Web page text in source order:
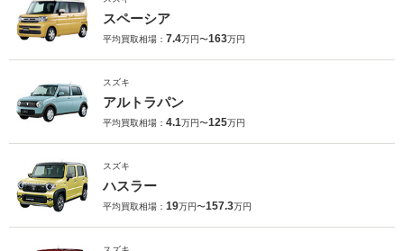
スペーシア
平均買取相場： 7.4万円〜163万円
スズキ
アルトラパン
平均買取相場： 4.1万円〜125万円
スズキ
ハスラー
平均買取相場： 19万円〜157.3万円